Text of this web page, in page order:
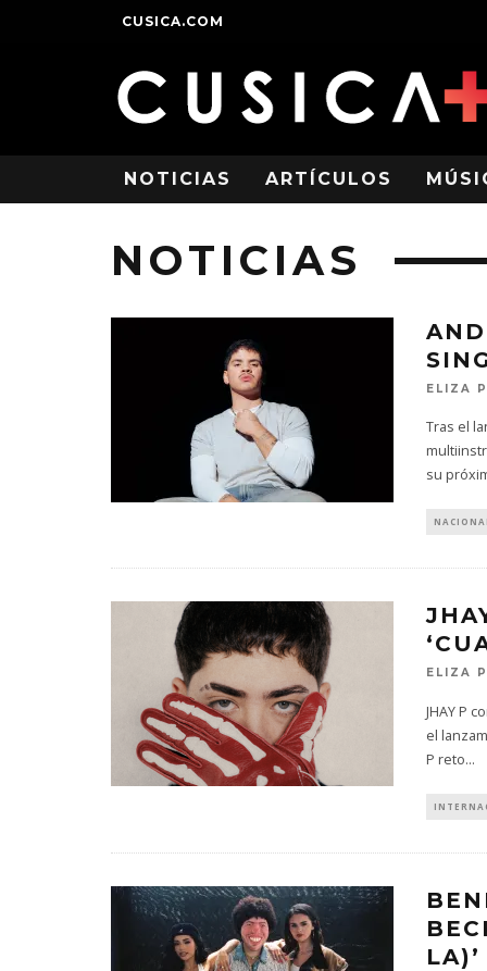
CUSICA.COM
NOTICIAS ARTÍCULOS
NOTICIAS
ELIZA
Tras el
su
ELIZA
JHAY P
el
P reto...
LA)’